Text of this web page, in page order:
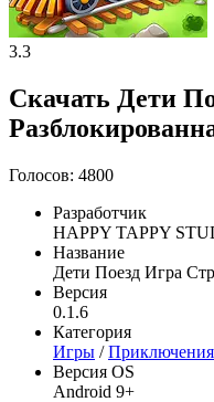
3.3
Скачать Дети
Голосов: 4800
Разработчик
HAPPY TAPPY
Название
Дети Поезд Игра
Версия
0.1.6
Категория
Игры /Приключения
Версия OS
Android 9+